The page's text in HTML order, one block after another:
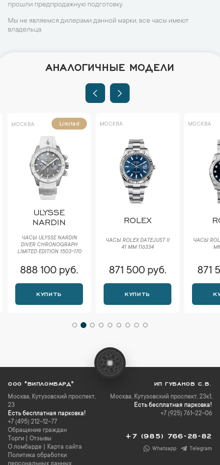
прошли предпродажную подготовку.
Мы не являемся дилерами данной марки, все часы имеют
владельца.
АНАЛОГИЧНЫЕ МОДЕЛИ
МОСКВА Limited
ULYSSE
NARDIN
ЧАСЫ ULYSSE NARDIN
DIVER CHRONOGRAPH
LIMITED EDITION 1503-170
888 100 руб.
КУПИТЬ
МОСКВА
ROLEX
ЧАСЫ ROLEX DATEJUST II
41 ММ 116334
871 500 руб.
КУПИТЬ
МОСКВА
ЧАСЫ
871
ООО "ВИПЛОМБАРД"
Москва, Кутузовский проспект,
23
Есть бесплатная парковка!
+7 (495) 212-12-77
Обращение граждан
Торги
Отзывы
О ломбарде
Карта сайта
Политика обработки
ИП ГУБАНОВ С.В.
Москва, Кутузовский проспект, 23к1,
Есть бесплатная парковка!
+7 (925) 761-22-06
+7 (985) 766-28-82
Whatsapp Telegram